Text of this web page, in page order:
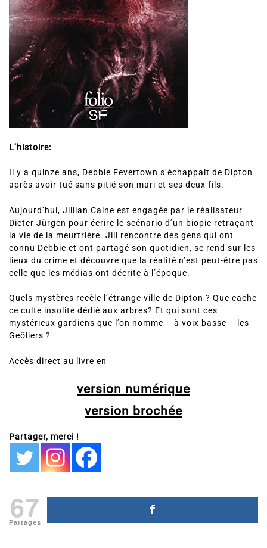
L’histoire:
Il y a quinze ans, Debbie Fevertown s’échappait de Dipton
après avoir tué sans pitié son mari et ses deux fils.
Aujourd’hui, Jillian Caine est engagée par le réalisateur
Dieter Jürgen pour écrire le scénario d’un biopic retraçant
la vie de la meurtrière. Jill rencontre des gens qui ont
connu Debbie et ont partagé son quotidien, se rend sur les
lieux du crime et découvre que la réalité n’est peut-être pas
celle que les médias ont décrite à l’époque.
Quels mystères recèle l’étrange ville de Dipton ? Que cache
ce culte insolite dédié aux arbres? Et qui sont ces
mystérieux gardiens que l’on nomme – à voix basse – les
Geôliers ?
Accès direct au livre en
version numérique
version brochée
Partager, merci !
67
Partages